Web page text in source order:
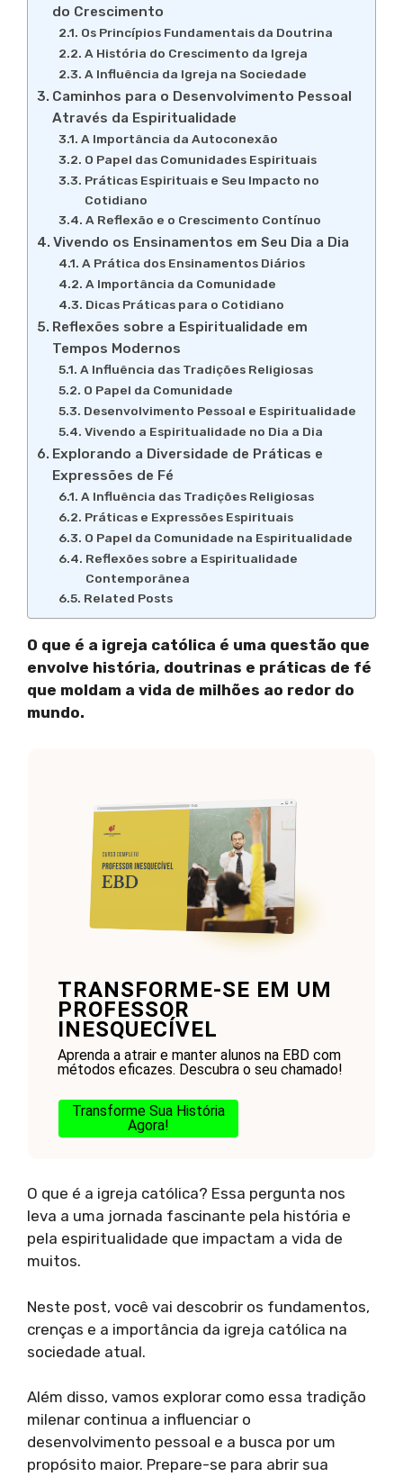
do Crescimento
Os Princípios Fundamentais da Doutrina
A História do Crescimento da Igreja
A Influência da Igreja na Sociedade
Caminhos para o Desenvolvimento Pessoal
Através da Espiritualidade
A Importância da Autoconexão
O Papel das Comunidades Espirituais
Práticas Espirituais e Seu Impacto no
Cotidiano
A Reflexão e o Crescimento Contínuo
Vivendo os Ensinamentos em Seu Dia a Dia
A Prática dos Ensinamentos Diários
A Importância da Comunidade
Dicas Práticas para o Cotidiano
Reflexões sobre a Espiritualidade em
Tempos Modernos
A Influência das Tradições Religiosas
O Papel da Comunidade
Desenvolvimento Pessoal e Espiritualidade
Vivendo a Espiritualidade no Dia a Dia
Explorando a Diversidade de Práticas e
Expressões de Fé
A Influência das Tradições Religiosas
Práticas e Expressões Espirituais
O Papel da Comunidade na Espiritualidade
Reflexões sobre a Espiritualidade
Contemporânea
Related Posts
O que é a igreja católica é uma questão que
envolve história, doutrinas e práticas de fé
que moldam a vida de milhões ao redor do
mundo.
TRANSFORME-SE EM UM
PROFESSOR
INESQUECÍVEL
Aprenda a atrair e manter alunos na EBD com
métodos eficazes. Descubra o seu chamado!
Transforme Sua História
Agora!
O que é a igreja católica? Essa pergunta nos
leva a uma jornada fascinante pela história e
pela espiritualidade que impactam a vida de
muitos.
Neste post, você vai descobrir os fundamentos,
crenças e a importância da igreja católica na
sociedade atual.
Além disso, vamos explorar como essa tradição
milenar continua a influenciar o
desenvolvimento pessoal e a busca por um
propósito maior. Prepare-se para abrir sua